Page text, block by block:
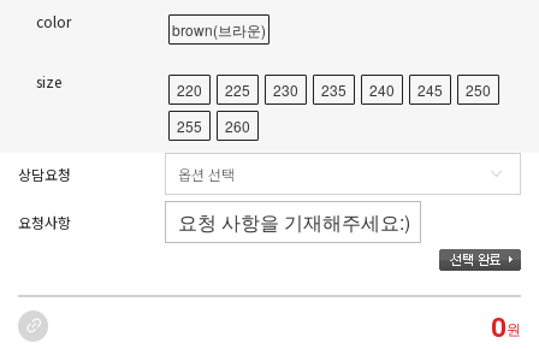
color brown(브라운)
size 220 225 230 235 240 245
250
255
260
상담요청
요청사항
0원